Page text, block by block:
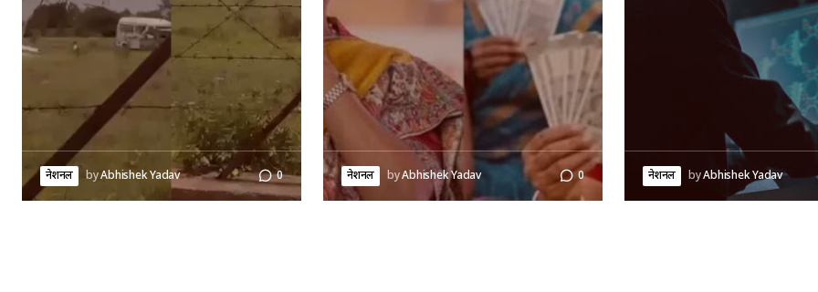
नेशनल byAbhishek Yadav 0 नेशनल byAbhishek Yadav 0 नेशनल byAbhishek Yadav